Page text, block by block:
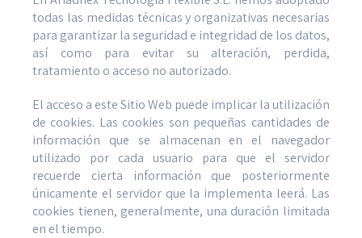
todas las medidas técnicas y organizativas necesarias
para garantizar la seguridad e integridad de los datos,
así­ como para evitar su alteración, perdida,
tratamiento o acceso no autorizado.
El acceso a este Sitio Web puede implicar la utilización
de cookies. Las cookies son pequeñas cantidades de
información que se almacenan en el navegador
utilizado por cada usuario para que el servidor
recuerde cierta información que posteriormente
únicamente el servidor que la implementa leerá. Las
cookies tienen, generalmente, una duración limitada
en el tiempo.